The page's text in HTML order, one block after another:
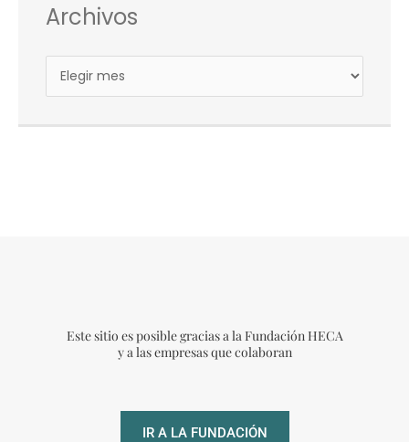
Archivos
Este sitio es posible gracias a la Fundación HECA
y a las empresas que colaboran
IR A LA FUNDACIÓN